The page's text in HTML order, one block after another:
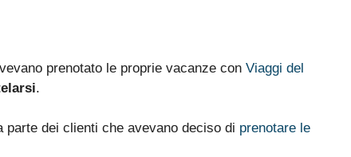
prenotato le proprie vacanze con Viaggi del
.
parte dei clienti che avevano deciso di prenotare le